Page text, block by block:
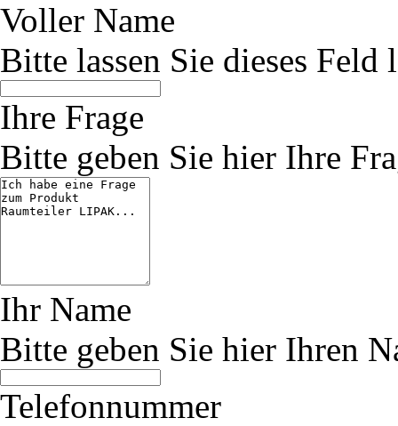
Voller Name
Bitte lassen Sie dieses Feld
Ihre Frage
Bitte geben Sie hier Ihre
Ihr Name
Bitte geben Sie hier Ihren
Telefonnummer